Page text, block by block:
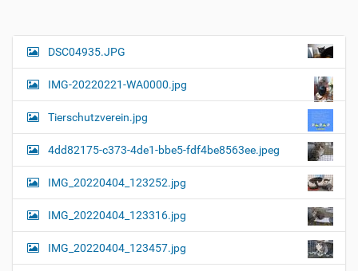
e
i
l
r
e
N
a
i
g
a
t
i
o
n
DSC04935.JPG
IMG-20220221-WA0000.jpg
Tierschutzverein.jpg
4dd82175-c373-4de1-bbe5-fdf4be8563ee.jpeg
IMG_20220404_123252.jpg
IMG_20220404_123316.jpg
IMG_20220404_123457.jpg